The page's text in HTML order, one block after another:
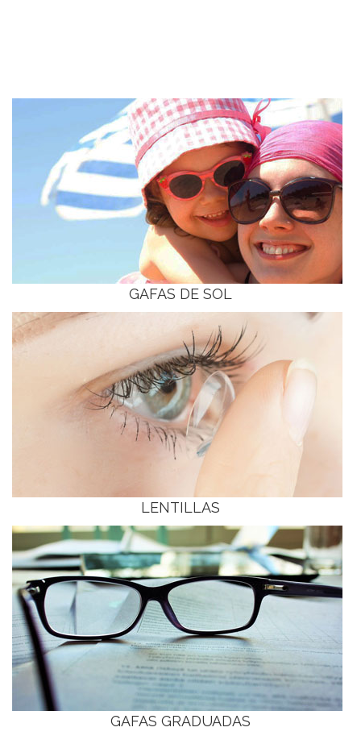
GAFAS DE SOL
LENTILLAS
GAFAS GRADUADAS